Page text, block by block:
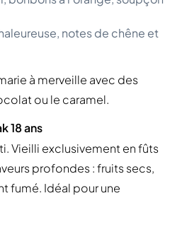
notes de chêne et
à merveille avec des
ou le caramel.
18 ans
Vieilli exclusivement en fûts
profondes : fruits secs,
fumé. Idéal pour une